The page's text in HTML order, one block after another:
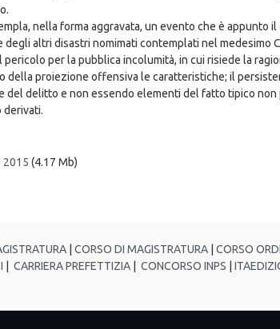
nella forma aggravata, un evento che è
altri disastri nomimati contemplati nel
per la pubblica incolumità, in cui risiede la
della proiezione offensiva le caratteristiche; il
del delitto e non essendo elementi del fatto tipico
2015 (4.17 Mb)
CORSO DI MAGISTRATURA CORSO
CARRIERA PREFETTIZIA CONCORSO INPS